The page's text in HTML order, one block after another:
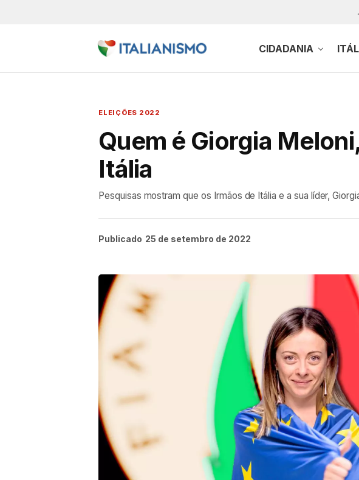
CIDADANIA
ELEIÇÕES 2022
Quem é Giorgia
Itália
Pesquisas mostram que os Irmãos de Itália e a sua líder,
Publicado 25 de setembro de 2022